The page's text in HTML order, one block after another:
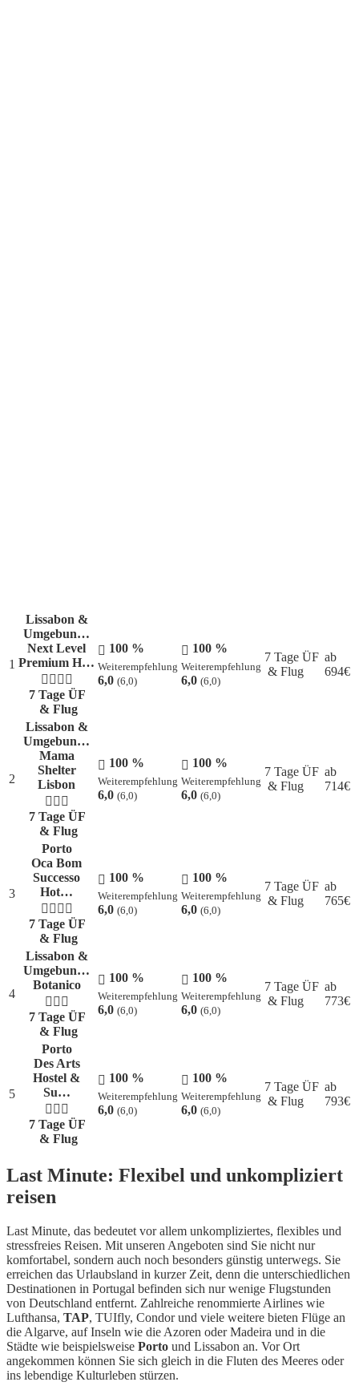
1
Lissabon &
Umgebun…
Next Level
Premium H…
7 Tage ÜF
& Flug
100 %
Weiterempfehlung
6,0 (6,0)
100 %
Weiterempfehlung
6,0 (6,0)
7 Tage ÜF
& Flug
ab
694€
2
Lissabon &
Umgebun…
Mama
Shelter
Lisbon
7 Tage ÜF
& Flug
100 %
Weiterempfehlung
6,0 (6,0)
100 %
Weiterempfehlung
6,0 (6,0)
7 Tage ÜF
& Flug
ab
714€
3
Porto
Oca Bom
Successo
Hot…
7 Tage ÜF
& Flug
100 %
Weiterempfehlung
6,0 (6,0)
100 %
Weiterempfehlung
6,0 (6,0)
7 Tage ÜF
& Flug
ab
765€
4
Lissabon &
Umgebun…
Botanico
7 Tage ÜF
& Flug
100 %
Weiterempfehlung
6,0 (6,0)
100 %
Weiterempfehlung
6,0 (6,0)
7 Tage ÜF
& Flug
ab
773€
5
Porto
Des Arts
Hostel &
Su…
7 Tage ÜF
& Flug
100 %
Weiterempfehlung
6,0 (6,0)
100 %
Weiterempfehlung
6,0 (6,0)
7 Tage ÜF
& Flug
ab
793€
Last Minute: Flexibel und unkompliziert
reisen
Last Minute, das bedeutet vor allem unkompliziertes, flexibles und
stressfreies Reisen. Mit unseren Angeboten sind Sie nicht nur
komfortabel, sondern auch noch besonders günstig unterwegs. Sie
erreichen das Urlaubsland in kurzer Zeit, denn die unterschiedlichen
Destinationen in Portugal befinden sich nur wenige Flugstunden
von Deutschland entfernt. Zahlreiche renommierte Airlines wie
Lufthansa, TAP, TUIfly, Condor und viele weitere bieten Flüge an
die Algarve, auf Inseln wie die Azoren oder Madeira und in die
Städte wie beispielsweise Porto und Lissabon an. Vor Ort
angekommen können Sie sich gleich in die Fluten des Meeres oder
ins lebendige Kulturleben stürzen.